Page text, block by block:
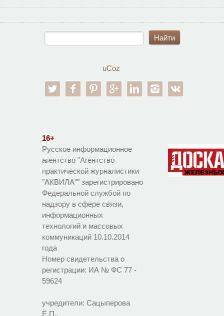
uCoz
twitter facebookpinterestgoogle-pllinkedin instagram
16+
Русское информационное
агентство "Агентство
практической журналистики
"АКВИЛА"" зарегистрировано
Федеральной службой по
надзору в сфере связи,
информационных
технологий и массовых
коммуникаций 10.10.2014
года
Номер свидетельства о
регистрации: ИА № ФС 77 -
59624
учредители: Сацыперова
Ё.П.,